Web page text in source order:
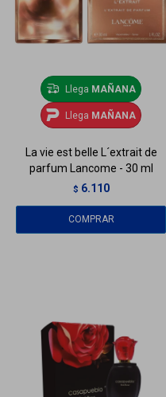
Llega MAÑANA
Llega MAÑANA
La vie est belle L´extrait de
parfum Lancome - 30 ml
$ 6.110